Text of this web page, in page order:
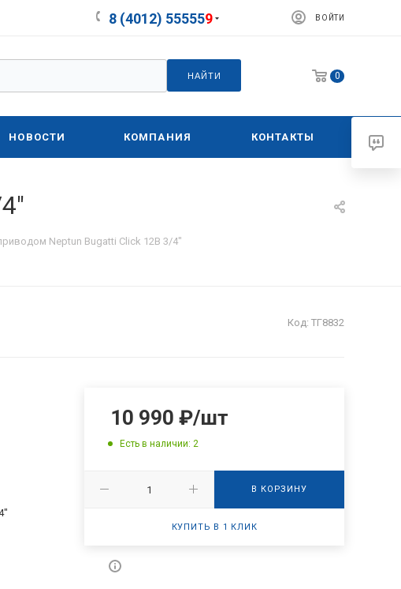
8 (4012) 555559 ВОЙТИ
НАЙТИ 0
НОВОСТИ КОМПАНИЯ КОНТАКТЫ
Neptun Bugatti Click 12В 3/4"
Код: ТГ8832
10 990 ₽/шт
Есть в наличии: 2
В КОРЗИНУ
КУПИТЬ В 1 КЛИК